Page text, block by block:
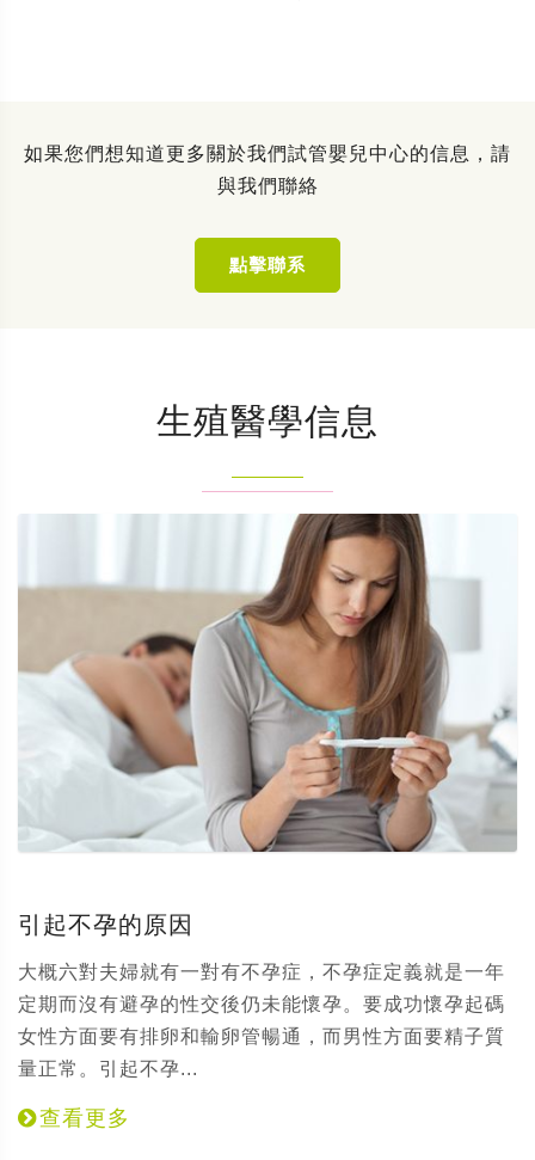
如果您們想知道更多關於我們試管嬰兒中心的信息，請
與我們聯絡
點擊聯系
生殖醫學信息
引起不孕的原因
大概六對夫婦就有一對有不孕症，不孕症定義就是一年
定期而沒有避孕的性交後仍未能懷孕。要成功懷孕起碼
女性方面要有排卵和輸卵管暢通，而男性方面要精子質
量正常。引起不孕...
查看更多